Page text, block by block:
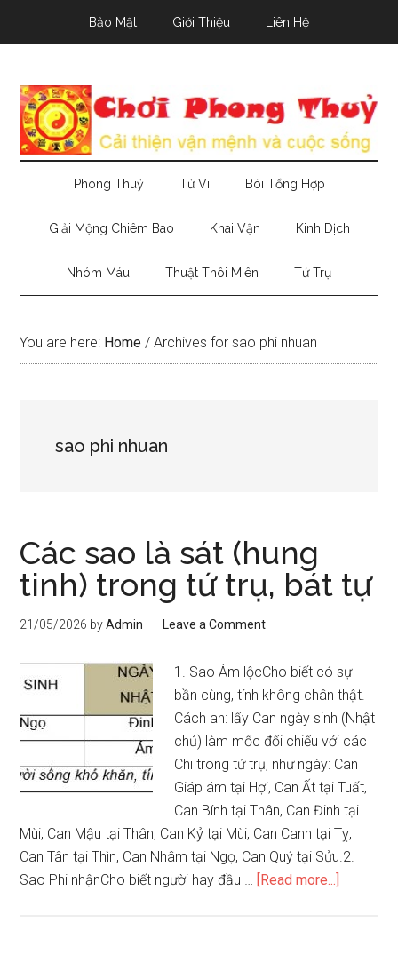
Bảo Mật Giới Thiệu Liên Hệ
Phong Thuỷ Tử Vi Bói Tổng Hợp
Giải Mộng Chiêm Bao Khai Vận Kinh Dịch
Nhóm Máu Thuật Thôi Miên Tứ Trụ
You are here: Home / Archives for sao phi nhuan
sao phi nhuan
Các sao là sát (hung
tinh) trong tứ trụ, bát tự
21/05/2026 byAdmin Leave a Comment
1. Sao Ám lộcCho biết có sự
bần cùng, tính không chân thật.
Cách an: lấy Can ngày sinh (Nhật
chủ) làm mốc đối chiếu với các
Chi trong tứ trụ, như ngày: Can
Giáp ám tại Hợi, Can Ất tại Tuất,
Can Bính tại Thân, Can Đinh tại
Mùi, Can Mậu tại Thân, Can Kỷ tại Mùi, Can Canh tại Tỵ,
Can Tân tại Thìn, Can Nhâm tại Ngọ, Can Quý tại Sửu.2.
Sao Phi nhậnCho biết người hay đầu … [Read more...]